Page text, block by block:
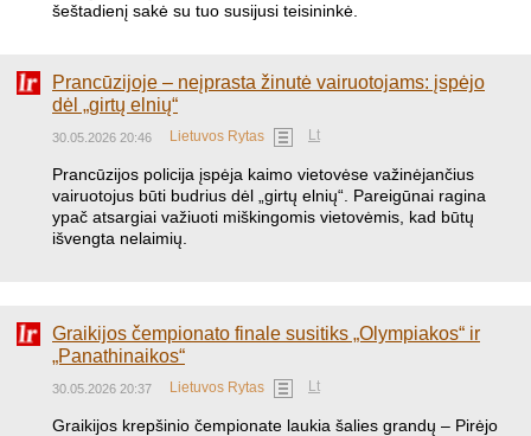
šeštadienį sakė su tuo susijusi teisininkė.
Prancūzijoje – neįprasta žinutė vairuotojams: įspėjo
dėl „girtų elnių“
30.05.2026 20:46 Lietuvos Rytas Lt
Prancūzijos policija įspėja kaimo vietovėse važinėjančius
vairuotojus būti budrius dėl „girtų elnių“. Pareigūnai ragina
ypač atsargiai važiuoti miškingomis vietovėmis, kad būtų
išvengta nelaimių.
Graikijos čempionato finale susitiks „Olympiakos“ ir
„Panathinaikos“
30.05.2026 20:37 Lietuvos Rytas Lt
​Graikijos krepšinio čempionate laukia šalies grandų – Pirėjo